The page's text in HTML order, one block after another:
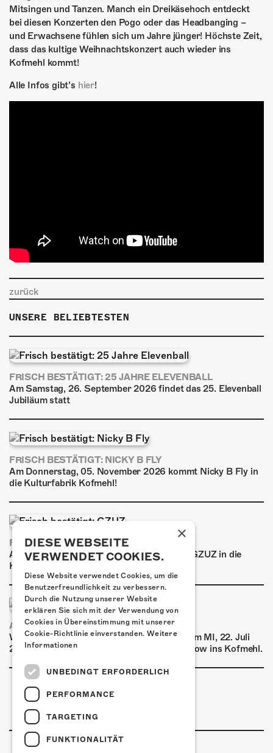
MITMACHEN
Mitsingen und Tanzen. Manch ein Dreikäsehoch entdeckt
bei diesen Konzerten den Pogo oder das Headbanging –
und Erwachsene fühlen sich um Jahre jünger! Höchste Zeit,
dass das kultige Weihnachtskonzert auch wieder ins
Kofmehl kommt!
Alle Infos gibt’s hier!
zurück
UNSERE BELIEBTESTEN
FRISCH BESTÄTIGT: 25 JAHRE ELEVENBALL
Am Samstag, 26. September 2026 findet das 25. Elevenball
Jubiläum statt
FRISCH BESTÄTIGT: NICKY B FLY
Am Donnerstag, 05. November 2026 kommt Nicky B Fly in
die Kulturfabrik Kofmehl!
FRISCH BESTÄTIGT: GZUZ
Am Donnerstag, 29. Oktober 2026 kommt GZUZ in die
Kulturfabrik Kofmehl!
AIRBOURNE - SPECIAL SUMMER SHOW
Wow, das ist ein Ding! Airbourne kommen am MI, 22. Juli
2026 für eine exklusive Special Summer Show ins Kofmehl.
×
DIESE WEBSEITE
VERWENDET COOKIES.
Diese Website verwendet Cookies, um die
Benutzerfreundlichkeit zu verbessern.
Durch die Nutzung unserer Website
erklären Sie sich mit der Verwendung von
Cookies in Übereinstimmung mit unserer
Cookie-Richtlinie einverstanden. Weitere
Informationen
UNBEDINGT ERFORDERLICH
PERFORMANCE
TARGETING
FUNKTIONALITÄT